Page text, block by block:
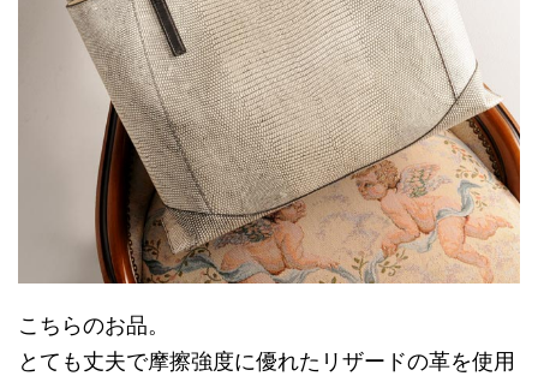
こちらのお品。
とても丈夫で摩擦強度に優れたリザードの革を使用